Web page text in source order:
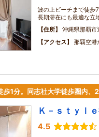
波の上ビーチまで徒歩
長期滞在にも最適な立
住所
沖縄県那覇市
アクセス
那覇空港
歩1分。同志社大学徒歩圏内、
Ｋ－ｓｔｙｌ
4.5